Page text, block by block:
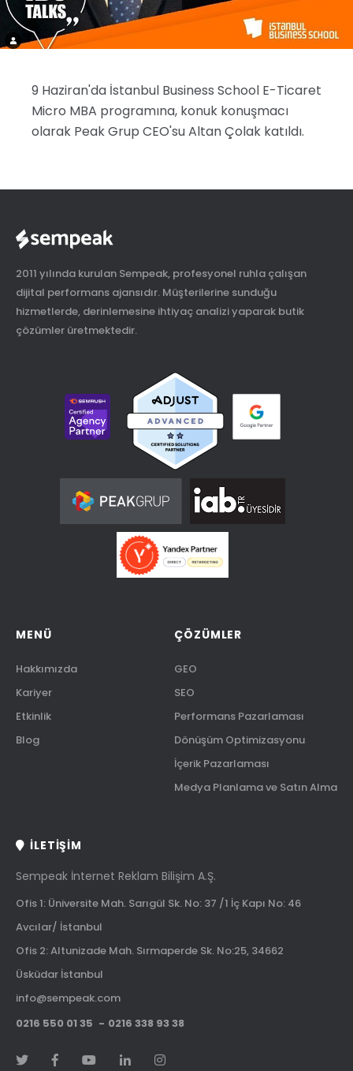
9 Haziran'da İstanbul Business School E-Ticaret
Micro MBA programına, konuk konuşmacı
olarak Peak Grup CEO'su Altan Çolak katıldı.
2011 yılında kurulan Sempeak, profesyonel ruhla çalışan
dijital performans ajansıdır. Müşterilerine sunduğu
hizmetlerde, derinlemesine ihtiyaç analizi yaparak butik
çözümler üretmektedir.
MENÜ
Hakkımızda
Kariyer
Etkinlik
Blog
ÇÖZÜMLER
GEO
SEO
Performans Pazarlaması
Dönüşüm Optimizasyonu
İçerik Pazarlaması
Medya Planlama ve Satın Alma
İLETIŞIM
Sempeak İnternet Reklam Bilişim A.Ş.
Ofis 1: Üniversite Mah. Sarıgül Sk. No: 37 /1 İç Kapı No: 46
Avcılar/ İstanbul
Ofis 2: Altunizade Mah. Sırmaperde Sk. No:25, 34662
Üsküdar İstanbul
info@sempeak.com
0216 550 01 35
0216 338 93 38